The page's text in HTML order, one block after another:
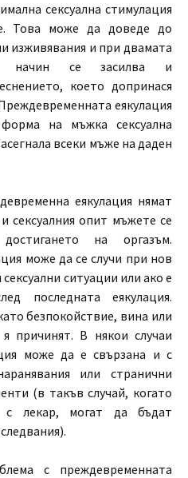
сексуална стимулация
Това може да доведе до
изживявания и при двамата
начин се засилва и
което допринася
еякулация
на мъжка сексуална
всеки мъже на даден
еякулация нямат
сексуалния опит мъжете се
на оргазъм.
може да се случи при нов
ситуации или ако е
последната еякулация.
безпокойствие, вина или
причинят. В някои случаи
може да е свързана и с
или странични
(в такъв случай, когато
с лекар, могат да бъдат
с преждевременната